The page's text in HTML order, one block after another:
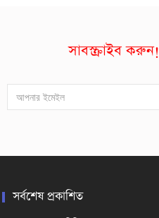
সাবস্ক্রাইব করুন!
সর্বশেষ প্রকাশিত